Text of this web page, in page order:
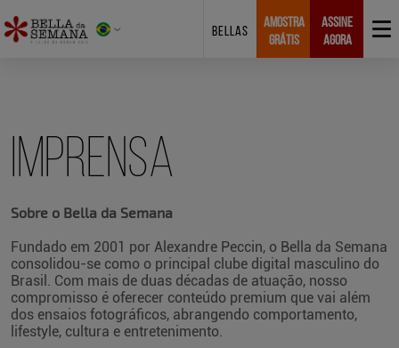
BELLAS
AMOSTRA
GRÁTIS
ASSINE
AGORA
Imprensa
Sobre o Bella da Semana
Fundado em 2001 por Alexandre Peccin, o Bella da Semana
consolidou-se como o principal clube digital masculino do
Brasil. Com mais de duas décadas de atuação, nosso
compromisso é oferecer conteúdo premium que vai além
dos ensaios fotográficos, abrangendo comportamento,
lifestyle, cultura e entretenimento.